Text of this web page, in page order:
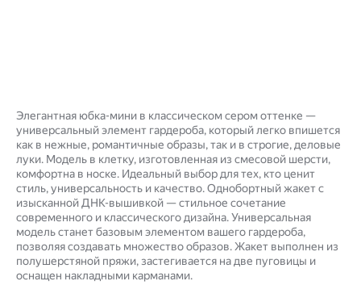
Элегантная юбка-мини в классическом сером оттенке —
универсальный элемент гардероба, который легко впишется
как в нежные, романтичные образы, так и в строгие, деловые
луки. Модель в клетку, изготовленная из смесовой шерсти,
комфортна в носке. Идеальный выбор для тех, кто ценит
стиль, универсальность и качество. Однобортный жакет с
изысканной ДНК-вышивкой — стильное сочетание
современного и классического дизайна. Универсальная
модель станет базовым элементом вашего гардероба,
позволяя создавать множество образов. Жакет выполнен из
полушерстяной пряжи, застегивается на две пуговицы и
оснащен накладными карманами.